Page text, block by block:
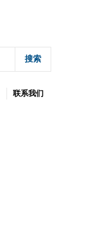
搜索
联系我们